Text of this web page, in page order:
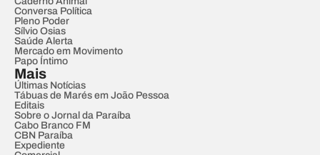
Conversa Política
Pleno Poder
Sílvio Osias
Saúde Alerta
Mercado em Movimento
Papo Íntimo
Mais
Últimas Notícias
Tábuas de Marés em João Pessoa
Editais
Sobre o Jornal da Paraíba
Cabo Branco FM
CBN Paraíba
Expediente